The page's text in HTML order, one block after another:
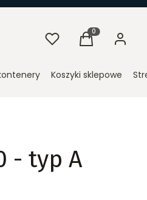
UlubioneProdukty w
Koszyk Zaloguj
Koszyki sklepowe
- typ A